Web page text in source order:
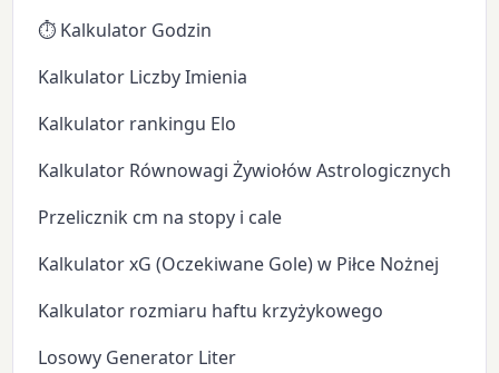
⏱️ Kalkulator Godzin
Kalkulator Liczby Imienia
Kalkulator rankingu Elo
Kalkulator Równowagi Żywiołów Astrologicznych
Przelicznik cm na stopy i cale
Kalkulator xG (Oczekiwane Gole) w Piłce Nożnej
Kalkulator rozmiaru haftu krzyżykowego
Losowy Generator Liter